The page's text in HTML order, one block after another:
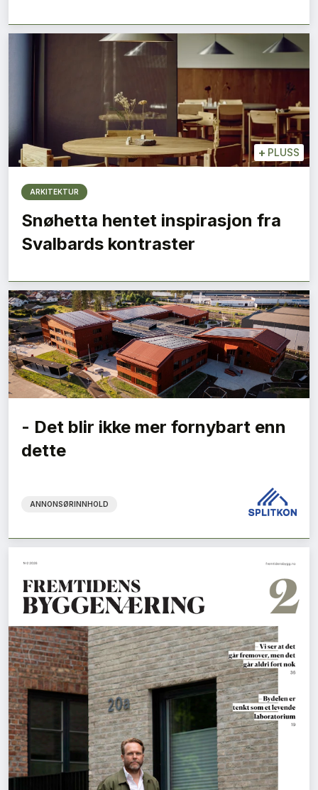
+ PLUSS
ARKITEKTUR
Snøhetta hentet inspirasjon fra
Svalbards kontraster
- Det blir ikke mer fornybart enn
dette
ANNONSØRINNHOLD